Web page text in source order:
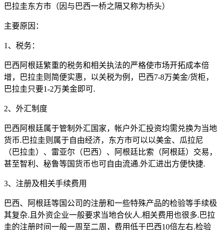
巴拉圭东方市（因与巴西一桥之隔又称为桥头）
主要原因：
1、税务：
巴西阿根廷繁重的税务和相关执法的严格使市场开拓成本倍
增，巴拉圭则简便实惠，以关税为例，巴西7-8万美金/货柜，
巴拉圭只要1-2万美金即可.
2、外汇制度
巴西阿根廷属于管制外汇国家，帐户外汇投资均需兑换为当地
货币.巴拉圭则属于自由经济，东方市可以以美金、瓜拉尼
（巴拉圭）、雷亚尔（巴西）、阿根廷比索（阿根廷）交易，
甚至智利、秘鲁等国货币也可自由流通.外汇进出方便快捷.
3、注册及相关手续费用
巴西、阿根廷等国公司的注册和一些特殊产品的检验等手续极
其复杂.且外资企业一般要求当地合伙人.相关费用也很多.巴拉
圭的注册时间一般一周至二周，费用低于巴西10倍左右.检验